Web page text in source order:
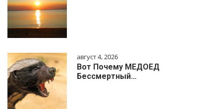
август 4, 2026
Вот Почему МЕДОЕД
Бессмертный…